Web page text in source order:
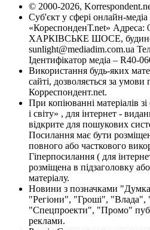
© 2000-2026,
Суб'єкт у сфері онлайн-
«КореспонденТ.net» Адреса:
ХАРКІВСЬКЕ ШОСЕ,
sunlight@mediadim.com.ua
Ідентифікатор медіа – R40-
Використання будь-яких
сайті, дозволяється за
Корреспондент.net.
При копіюванні матеріалів
і світу» , для інтернет -
відкрите для пошукових
Посилання має бути
повного або часткового
Гіперпосилання ( для
розміщена в підзаголовку
матеріалу.
Новини з позначками
"Регіони", "Гроші",
"Спецпроекти", "Промо"
реклами.